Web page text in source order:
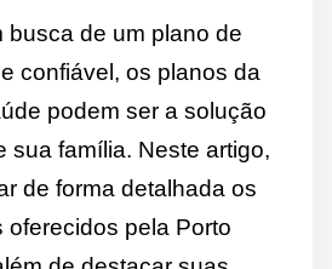
busca de um plano de
confiável, os planos da
podem ser a solução
sua família. Neste artigo,
de forma detalhada os
oferecidos pela Porto